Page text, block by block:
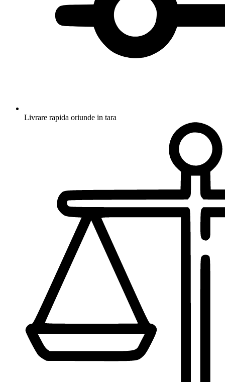
Livrare rapida oriunde in tara